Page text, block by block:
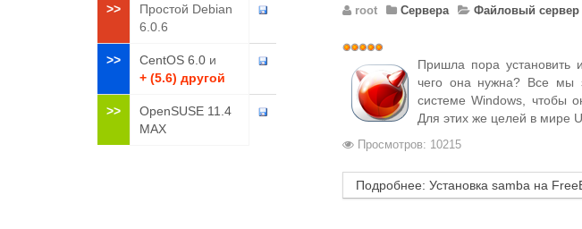
root Сервера Файловый сервер
Рейтинг:
/5
Пришла пора установить
чего она нужна? Все мы
системе Windows, чтобы
Для этих же целей в мире
Просмотров: 10215
Подробнее: Установка samba на
>>
Простой Debian
6.0.6
>> CentOS 6.0и
+ (5.6) другой
>>
OpenSUSE 11.4
MAX